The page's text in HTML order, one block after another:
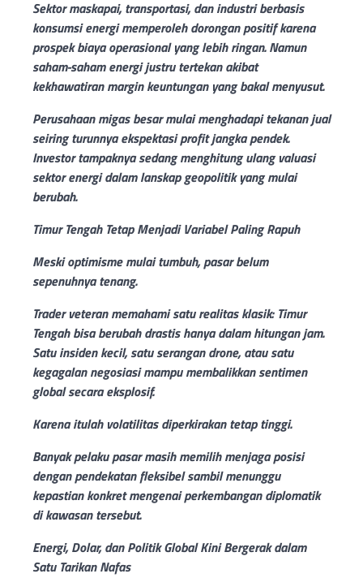
Sektor maskapai, transportasi, dan industri berbasis
konsumsi energi memperoleh dorongan positif karena
prospek biaya operasional yang lebih ringan. Namun
saham-saham energi justru tertekan akibat
kekhawatiran margin keuntungan yang bakal menyusut.
Perusahaan migas besar mulai menghadapi tekanan jual
seiring turunnya ekspektasi profit jangka pendek.
Investor tampaknya sedang menghitung ulang valuasi
sektor energi dalam lanskap geopolitik yang mulai
berubah.
Timur Tengah Tetap Menjadi Variabel Paling Rapuh
Meski optimisme mulai tumbuh, pasar belum
sepenuhnya tenang.
Trader veteran memahami satu realitas klasik: Timur
Tengah bisa berubah drastis hanya dalam hitungan jam.
Satu insiden kecil, satu serangan drone, atau satu
kegagalan negosiasi mampu membalikkan sentimen
global secara eksplosif.
Karena itulah volatilitas diperkirakan tetap tinggi.
Banyak pelaku pasar masih memilih menjaga posisi
dengan pendekatan fleksibel sambil menunggu
kepastian konkret mengenai perkembangan diplomatik
di kawasan tersebut.
Energi, Dolar, dan Politik Global Kini Bergerak dalam
Satu Tarikan Nafas